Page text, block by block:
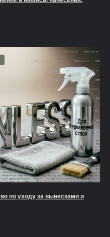
по уходу за вывесками и